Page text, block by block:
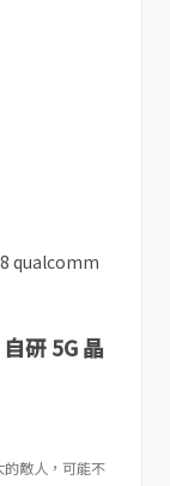
研 5G 晶
敵人，可能不